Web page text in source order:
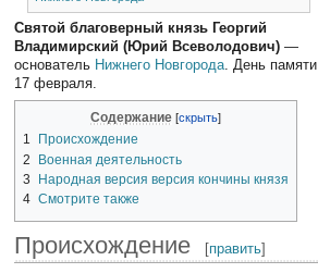
Святой благоверный князь Георгий
Владимирский (Юрий Всеволодович) —
основатель Нижнего Новгорода. День памяти
17 февраля.
Содержание
1
Происхождение
2
Военная деятельность
3
Народная версия версия кончины князя
4 Смотрите также
Происхождение [править]